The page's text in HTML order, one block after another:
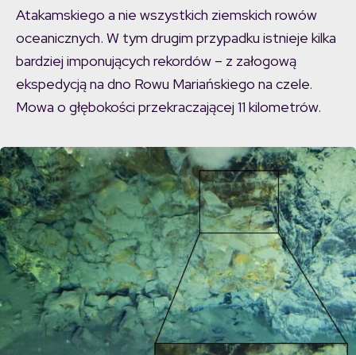
Atakamskiego a nie wszystkich ziemskich rowów
oceanicznych. W tym drugim przypadku istnieje kilka
bardziej imponujących rekordów – z załogową
ekspedycją na dno Rowu Mariańskiego na czele.
Mowa o głębokości przekraczającej 11 kilometrów.